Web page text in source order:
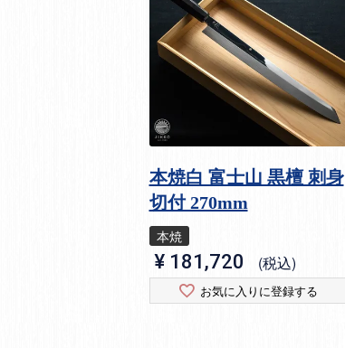
本焼白 富士山 黒檀 刺身
切付 270mm
本焼
¥ 181,720 税込
お気に入りに登録する